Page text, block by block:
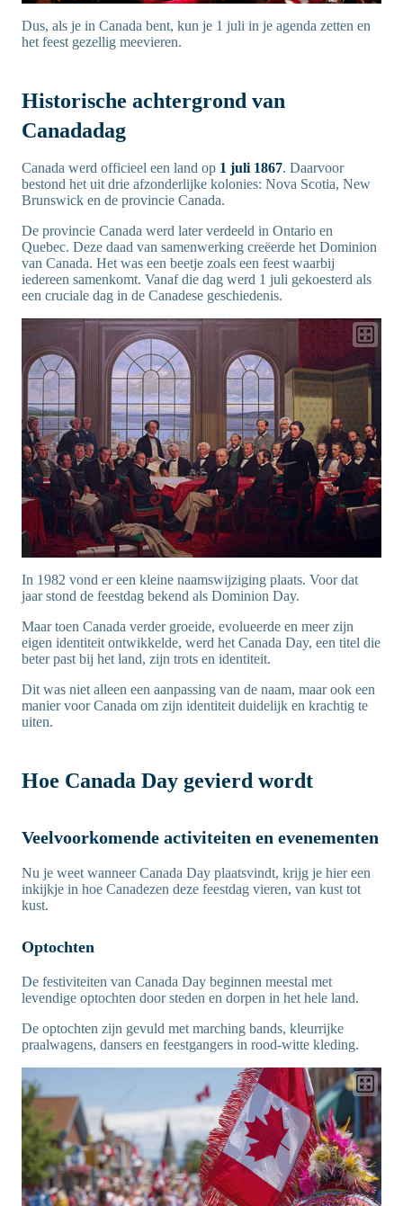
Dus, als je in Canada bent, kun je 1 juli in je agenda zetten en
het feest gezellig meevieren.
Historische achtergrond van
Canadadag
Canada werd officieel een land op 1 juli 1867. Daarvoor
bestond het uit drie afzonderlijke kolonies: Nova Scotia, New
Brunswick en de provincie Canada.
De provincie Canada werd later verdeeld in Ontario en
Quebec. Deze daad van samenwerking creëerde het Dominion
van Canada. Het was een beetje zoals een feest waarbij
iedereen samenkomt. Vanaf die dag werd 1 juli gekoesterd als
een cruciale dag in de Canadese geschiedenis.
In 1982 vond er een kleine naamswijziging plaats. Voor dat
jaar stond de feestdag bekend als Dominion Day.
Maar toen Canada verder groeide, evolueerde en meer zijn
eigen identiteit ontwikkelde, werd het Canada Day, een titel die
beter past bij het land, zijn trots en identiteit.
Dit was niet alleen een aanpassing van de naam, maar ook een
manier voor Canada om zijn identiteit duidelijk en krachtig te
uiten.
Hoe Canada Day gevierd wordt
Veelvoorkomende activiteiten en evenementen
Nu je weet wanneer Canada Day plaatsvindt, krijg je hier een
inkijkje in hoe Canadezen deze feestdag vieren, van kust tot
kust.
Optochten
De festiviteiten van Canada Day beginnen meestal met
levendige optochten door steden en dorpen in het hele land.
De optochten zijn gevuld met marching bands, kleurrijke
praalwagens, dansers en feestgangers in rood-witte kleding.